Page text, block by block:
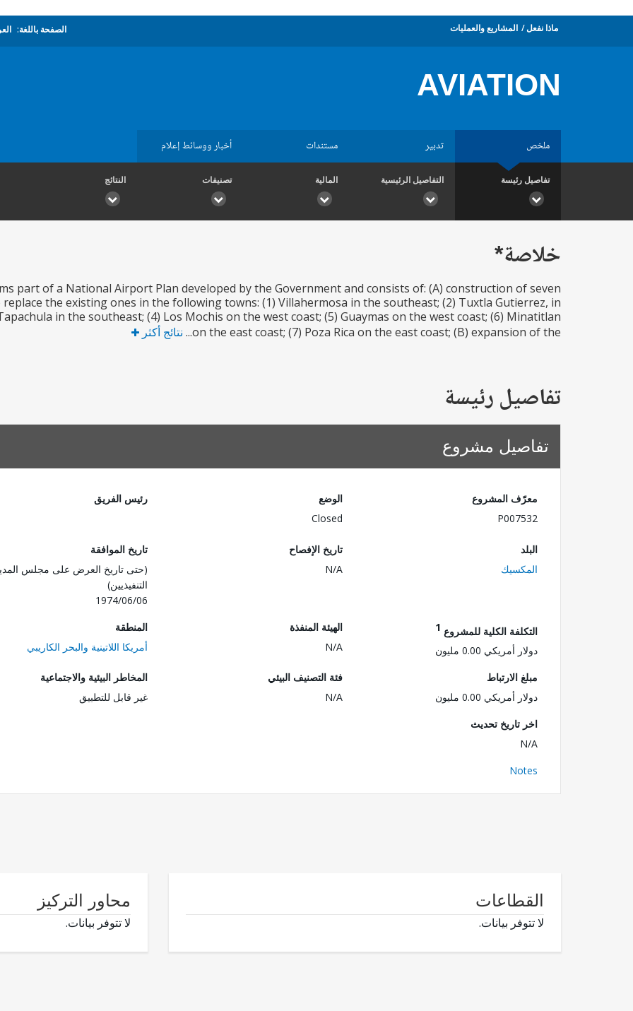
ماذا نفعل المشاريع والعمليات الصفحة باللغة:
AVIATION
ملخص تدبير مستندات أخبار ووسائط إعلام
تفاصيل رئيسة التفاصيل الرئيسية المالية تصنيفات النتائج
خلاصة*
part of a National Airport Plan developed by the Government and consists of: (A) construction of seven
the existing ones in the following towns: (1) Villahermosa in the southeast; (2) Tuxtla Gutierrez, in
in the southeast; (4) Los Mochis on the west coast; (5) Guaymas on the west coast; (6) Minatitlan
on the east coast; (7) Poza Rica on the east coast; (B) expansion of the...
نتائج أكثر
تفاصيل رئيسة
تفاصيل مشروع
معرّف المشروع
P007532
الوضع
Closed
رئيس الفريق
البلد
المكسيك
تاريخ الإفصاح
N/A
تاريخ الموافقة
(حتى تاريخ العرض على مجلس
التنفيذيين)
1974/06/06
التكلفة الكلية للمشروع 1
دولار أمريكي 0.00 مليون
الهيئة المنفذة
N/A
المنطقة
أمريكا اللاتينية والبحر الكاريبي
مبلغ الارتباط
دولار أمريكي 0.00 مليون
فئة التصنيف البيئي
N/A
المخاطر البيئية والاجتماعية
غير قابل للتطبيق
اخر تاريخ تحديث
N/A
Notes
القطاعات
لا تتوفر بيانات.
محاور التركيز
لا تتوفر بيانات.